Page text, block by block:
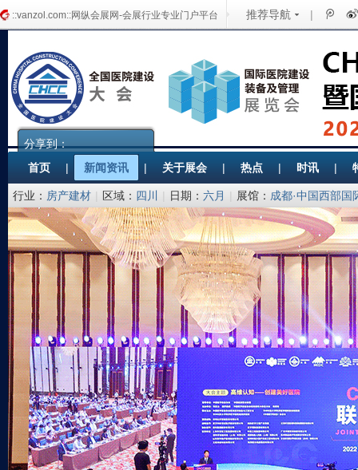
::vanzol.com::网纵会展网-会展行业专业门户平台 推荐导航 |
分享到：
首页
| 新闻资讯 | 关于展会 | 热点 | 时讯 |
行业： 房产建材 | 区域： 四川 | 日期： 六月 | 展馆： 成都·中国西部国
备协会医院建筑与装备分会 筑而瑞